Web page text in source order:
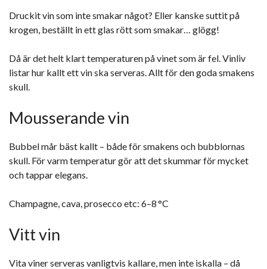
Druckit vin som inte smakar något? Eller kanske suttit på
krogen, beställt in ett glas rött som smakar… glögg!
Då är det helt klart temperaturen på vinet som är fel. Vinliv
listar hur kallt ett vin ska serveras. Allt för den goda smakens
skull.
Mousserande vin
Bubbel mår bäst kallt – både för smakens och bubblornas
skull. För varm temperatur gör att det skummar för mycket
och tappar elegans.
Champagne, cava, prosecco etc: 6–8 °C
Vitt vin
Vita viner serveras vanligtvis kallare, men inte iskalla – då